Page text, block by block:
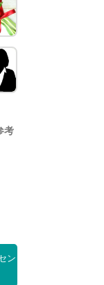
考
ン